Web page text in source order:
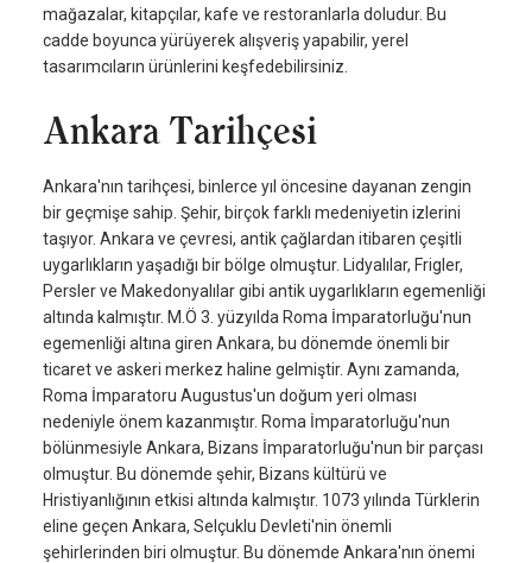
mağazalar, kitapçılar, kafe ve restoranlarla doludur. Bu
cadde boyunca yürüyerek alışveriş yapabilir, yerel
tasarımcıların ürünlerini keşfedebilirsiniz.
Ankara Tarihçesi
Ankara'nın tarihçesi, binlerce yıl öncesine dayanan zengin
bir geçmişe sahip. Şehir, birçok farklı medeniyetin izlerini
taşıyor. Ankara ve çevresi, antik çağlardan itibaren çeşitli
uygarlıkların yaşadığı bir bölge olmuştur. Lidyalılar, Frigler,
Persler ve Makedonyalılar gibi antik uygarlıkların egemenliği
altında kalmıştır. M.Ö 3. yüzyılda Roma İmparatorluğu'nun
egemenliği altına giren Ankara, bu dönemde önemli bir
ticaret ve askeri merkez haline gelmiştir. Aynı zamanda,
Roma İmparatoru Augustus'un doğum yeri olması
nedeniyle önem kazanmıştır. Roma İmparatorluğu'nun
bölünmesiyle Ankara, Bizans İmparatorluğu'nun bir parçası
olmuştur. Bu dönemde şehir, Bizans kültürü ve
Hristiyanlığının etkisi altında kalmıştır. 1073 yılında Türklerin
eline geçen Ankara, Selçuklu Devleti'nin önemli
şehirlerinden biri olmuştur. Bu dönemde Ankara'nın önemi